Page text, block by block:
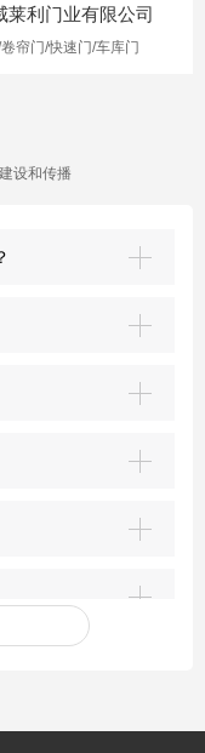
莱利门业有限公司
帘门/快速门/车库门
设和传播